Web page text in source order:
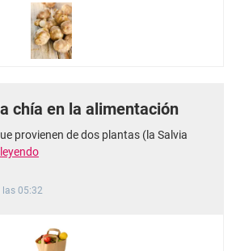
chía en la alimentación
provienen de dos plantas (la Salvia
las 05:32